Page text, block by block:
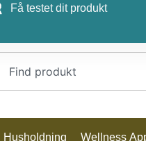
Få testet dit produkt
Husholdning Wellness